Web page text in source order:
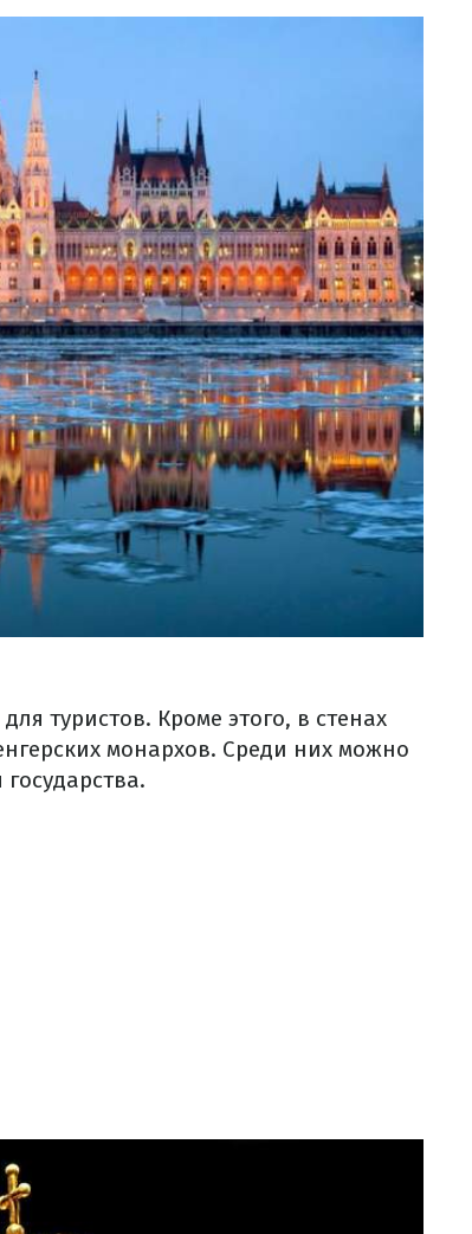
туристов. Кроме этого, в стенах
монархов. Среди них можно